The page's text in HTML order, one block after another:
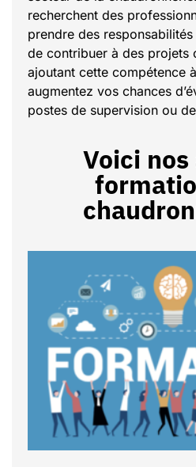
recherchent des
prendre des
de contribuer à des projets
ajoutant cette compétence
augmentez vos chances
postes de supervision ou
Voici